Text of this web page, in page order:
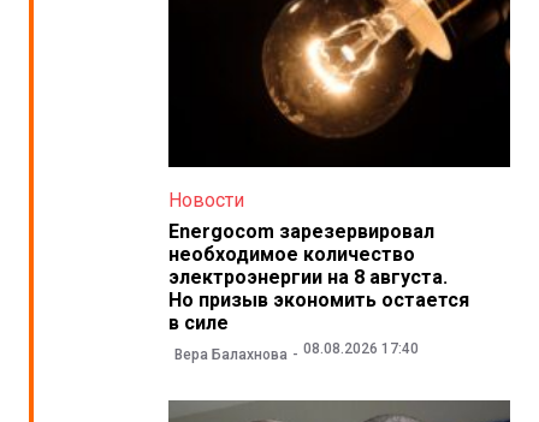
Новости
Energocom зарезервировал
необходимое количество
электроэнергии на 8 августа.
Но призыв экономить остается
в силе
Вера Балахнова 08.08.2026 17:40